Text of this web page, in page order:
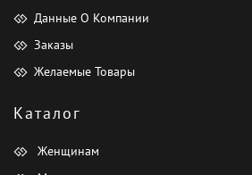
Данные О Компании
Заказы
Желаемые Товары
Каталог
Женщинам